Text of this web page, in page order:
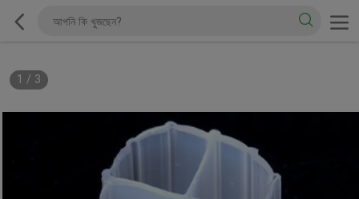
1 / 3